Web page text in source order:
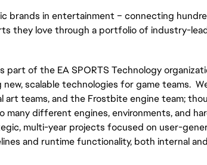
brands in entertainment – connecting
they love through a portfolio of industry-
part of the EA SPORTS Technology
scalable technologies for game teams.
art teams, and the Frostbite engine team;
different engines, environments, and
multi-year projects focused on user-
and runtime functionality, both internal